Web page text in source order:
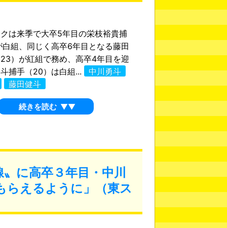
来季で大卒5年目の栄枝裕貴捕
組、同じく高卒6年目となる藤田
）が紅組で務め、高卒4年目を迎
捕手（20）は白組...
中川勇斗
藤田健斗
続きを読む ▼▼
に高卒３年目・中川
らえるように」（東ス